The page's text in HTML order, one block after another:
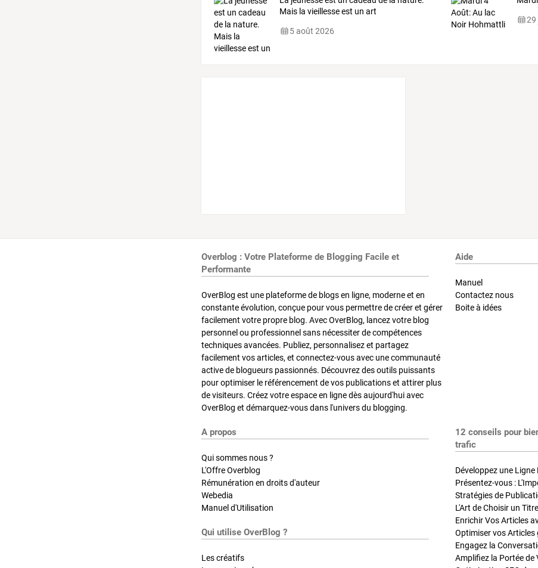
Mais la vieillesse est un art
5 août 2026
29
Overblog : Votre Plateforme de Blogging Facile et
Performante
OverBlog est une plateforme de blogs en ligne, moderne et en
constante évolution, conçue pour vous permettre de créer et gérer
facilement votre propre blog. Avec OverBlog, lancez votre blog
personnel ou professionnel sans nécessiter de compétences
techniques avancées. Publiez, personnalisez et partagez
facilement vos articles, et connectez-vous avec une communauté
active de blogueurs passionnés. Découvrez des outils puissants
pour optimiser le référencement de vos publications et attirer plus
de visiteurs. Créez votre espace en ligne dès aujourd'hui avec
OverBlog et démarquez-vous dans l'univers du blogging.
Aide
Manuel
Contactez nous
Boite à idées
A propos
Qui sommes nous ?
L'Offre Overblog
Rémunération en droits d'auteur
Webedia
Manuel d'Utilisation
Qui utilise OverBlog ?
Les créatifs
12 conseils pour
trafic
Développez une
Présentez-vous :
L'Art de Choisir un
Optimiser vos Articles
Engagez la
Amplifiez la Portée de